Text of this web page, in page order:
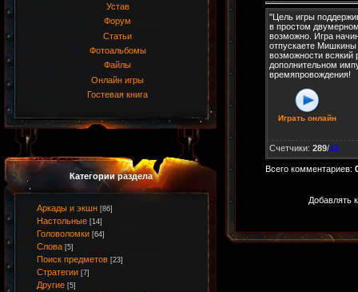
Устав
Форум
Статьи
Фотоальбомы
Файлы
Онлайн игры
Гостевая книга
Категории раздела
Аркады и экшн [86]
Настольные [14]
Головоломки [64]
Слова [5]
Поиск предметов [23]
Стратегии [7]
Другие [5]
"Цель игры
в простом
возможно. Игра
отпускаете
возможности всякий
дополнительном
времяпровождения!
Играть онлайн
Счетчики: 289/12
Всего комментариев:
Добавлять